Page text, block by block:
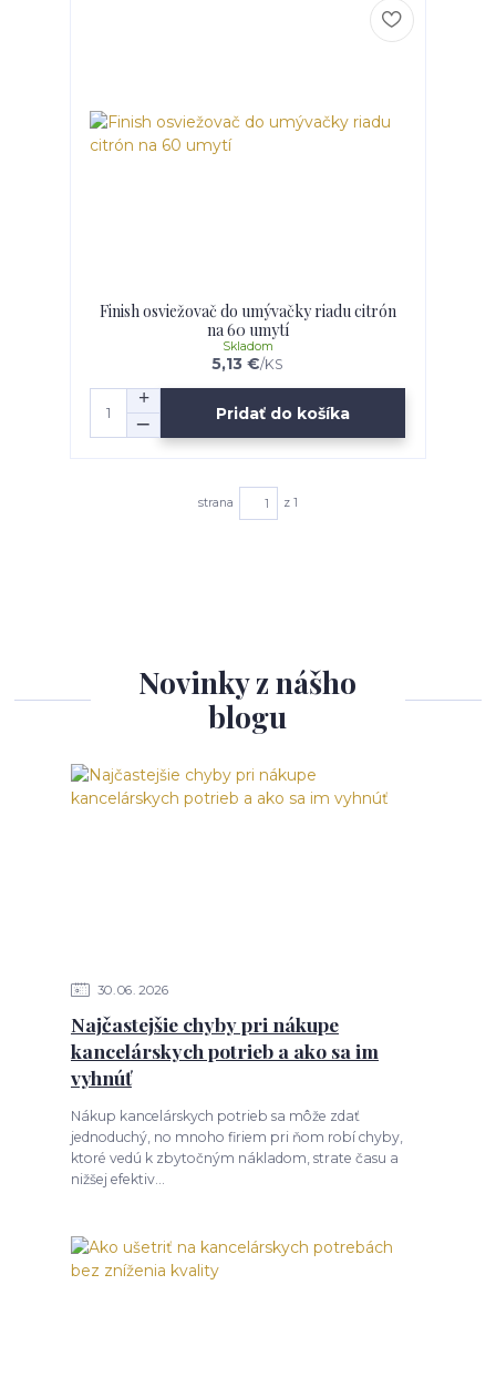
Finish osviežovač do umývačky riadu citrón
na 60 umytí
5,13 €/KS
Skladom
Pridať do košíka
strana z 1
Novinky z nášho
blogu
30 06 2026
Najčastejšie chyby pri nákupe
kancelárskych potrieb a ako sa im
vyhnúť
Nákup kancelárskych potrieb sa môže zdať
jednoduchý, no mnoho firiem pri ňom robí chyby,
ktoré vedú k zbytočným nákladom, strate času a
nižšej efektiv...